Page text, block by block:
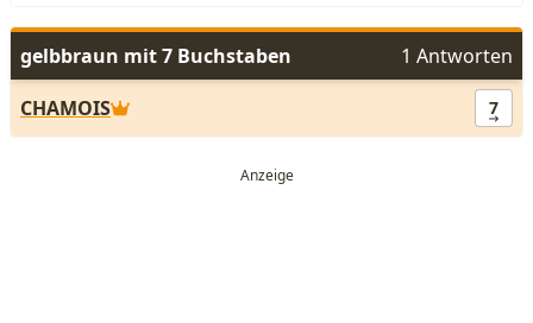
gelbbraun mit 7 Buchstaben
1 Antworten
CHAMOIS
7